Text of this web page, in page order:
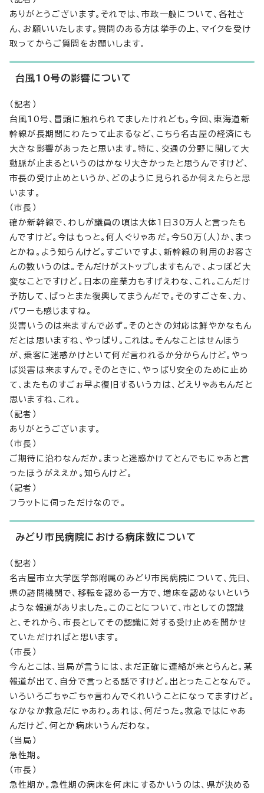
ありがとうございます。それでは、市政一般について、各社さ
ん、お願いいたします。質問のある方は挙手の上、マイクを受け
取ってからご質問をお願いします。
台風10号の影響について
（記者）
台風10号、冒頭に触れられてましたけれども。今回、東海道新
幹線が長期間にわたって止まるなど、こちら名古屋の経済にも
大きな影響があったと思います。特に、交通の分野に関して大
動脈が止まるというのはかなり大きかったと思うんですけど、
市長の受け止めというか、どのように見られるか伺えたらと思
います。
（市長）
確か新幹線で、わしが議員の頃は大体1日30万人と言ったも
んですけど。今はもっと。何人ぐりゃあだ。今50万（人）か、まっ
とかね。よう知らんけど。すごいですよ、新幹線の利用のお客さ
んの数いうのは。そんだけがストップしますもんで、よっぽど大
変なことですけど。日本の産業力もすげえわな、これ。こんだけ
予防して、ぱっとまた復興してまうんだで。そのすごさを、力、
パワーも感じますね。
災害いうのは来ますんで必ず。そのときの対応は鮮やかなもん
だとは思いますね、やっぱり。これは。そんなことはせんほう
が、乗客に迷惑かけといて何だ言われるか分からんけど。やっ
ぱ災害は来ますんで。そのときに、やっぱり安全のために止め
て、またものすごぉ早よ復旧するいう力は、どえりゃあもんだと
思いますね、これ。
（記者）
ありがとうございます。
（市長）
ご期待に沿わなんだか。まっと迷惑かけてとんでもにゃあと言
ったほうがええか。知らんけど。
（記者）
フラットに伺っただけなので。
みどり市民病院における病床数について
（記者）
名古屋市立大学医学部附属のみどり市民病院について、先日、
県の諮問機関で、移転を認める一方で、増床を認めないという
ような報道がありました。このことについて、市としての認識
と、それから、市長としてその認識に対する受け止めを聞かせ
ていただければと思います。
（市長）
今んとこは、当局が言うには、まだ正確に連絡が来とらんと。某
報道が出て、自分で言っとる話ですけど。出とったことなんで。
いろいろごちゃごちゃ言わんでくれいうことになってますけど。
なかなか救急だにゃあわ。あれは、何だった。救急ではにゃあ
んだけど、何とか病床いうんだわな。
（当局）
急性期。
（市長）
急性期か。急性期の病床を何床にするかいうのは、県が決める